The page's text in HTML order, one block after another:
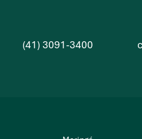
(41) 3091-3400